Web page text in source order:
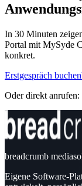
In 30 Minuten
Portal mit MySyde
konkret.
Erstgespräch buchen
Oder direkt
breadcrumb
Eigene Software-